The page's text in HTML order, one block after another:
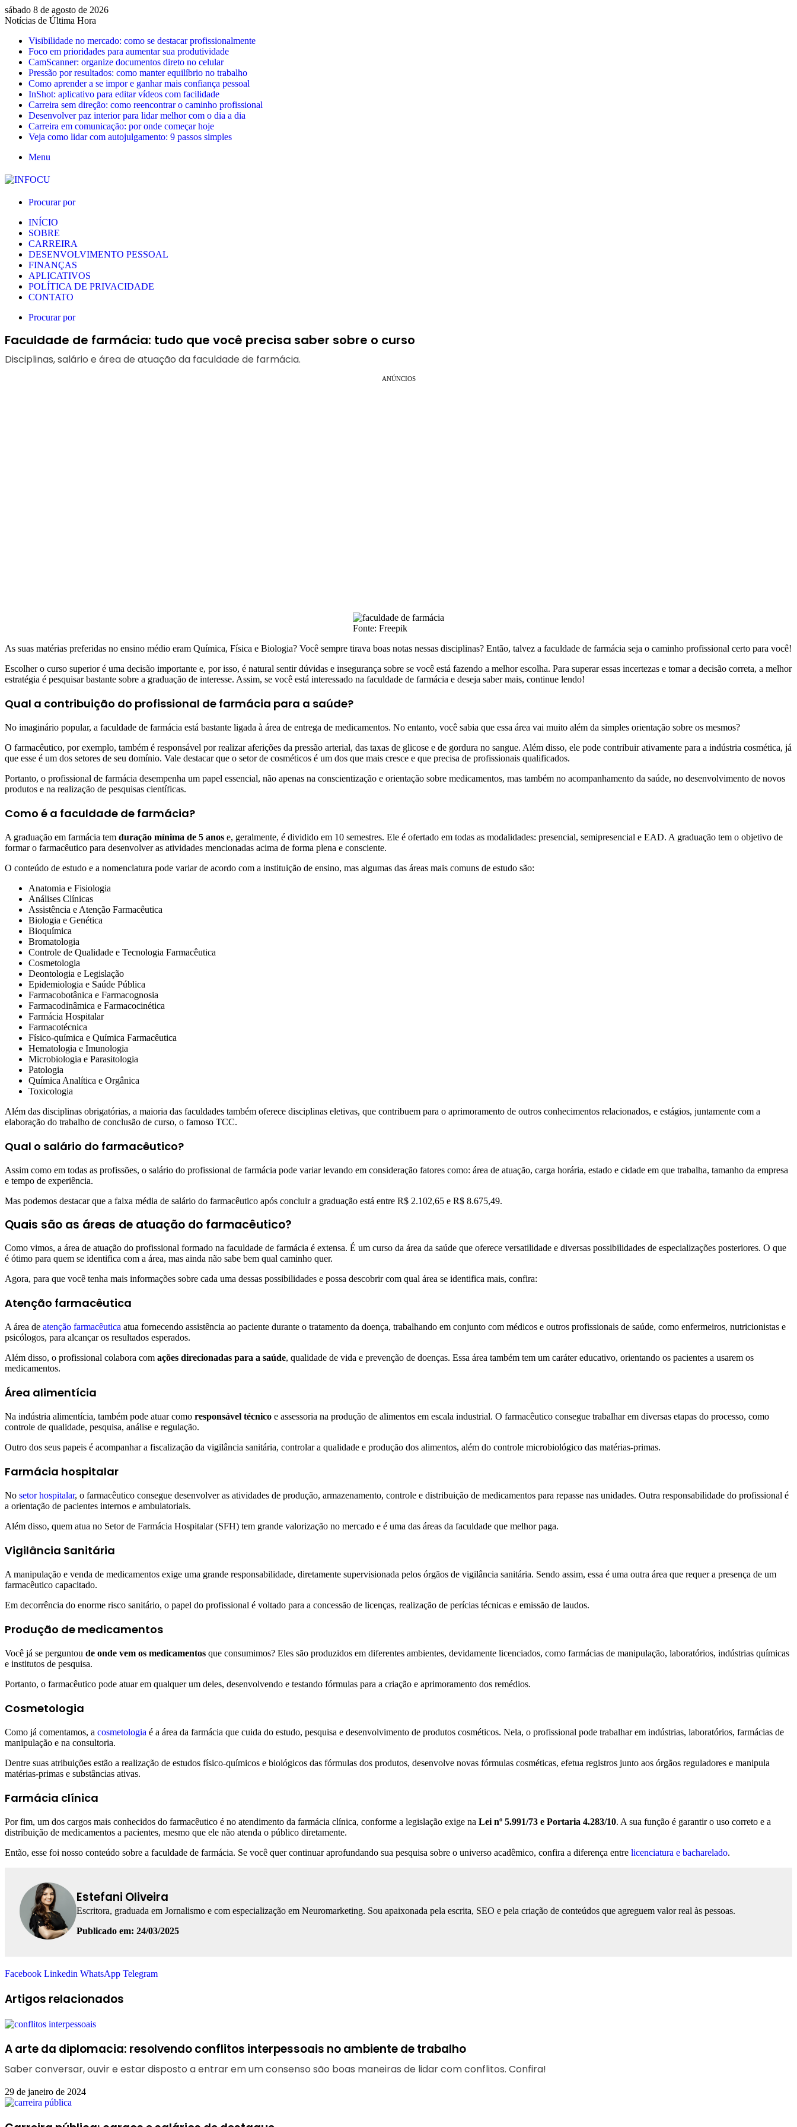
sábado 8 de agosto de 2026
Notícias de Última Hora
Visibilidade no mercado: como se destacar profissionalmente
Foco em prioridades para aumentar sua produtividade
CamScanner: organize documentos direto no celular
Pressão por resultados: como manter equilíbrio no trabalho
Como aprender a se impor e ganhar mais confiança pessoal
InShot: aplicativo para editar vídeos com facilidade
Carreira sem direção: como reencontrar o caminho profissional
Desenvolver paz interior para lidar melhor com o dia a dia
Carreira em comunicação: por onde começar hoje
Veja como lidar com autojulgamento: 9 passos simples
Menu
Procurar por
INÍCIO
SOBRE
CARREIRA
DESENVOLVIMENTO PESSOAL
FINANÇAS
APLICATIVOS
POLÍTICA DE PRIVACIDADE
CONTATO
Procurar por
Faculdade de farmácia: tudo que você precisa saber sobre o curso
Disciplinas, salário e área de atuação da faculdade de farmácia.
ANÚNCIOS
Fonte: Freepik
As suas matérias preferidas no ensino médio eram Química, Física e Biologia? Você sempre tirava boas notas nessas disciplinas? Então, talvez a faculdade de farmácia seja o caminho profissional certo para você!
Escolher o curso superior é uma decisão importante e, por isso, é natural sentir dúvidas e insegurança sobre se você está fazendo a melhor escolha. Para superar essas incertezas e tomar a decisão correta, a melhor
estratégia é pesquisar bastante sobre a graduação de interesse. Assim, se você está interessado na faculdade de farmácia e deseja saber mais, continue lendo!
Qual a contribuição do profissional de farmácia para a saúde?
No imaginário popular, a faculdade de farmácia está bastante ligada à área de entrega de medicamentos. No entanto, você sabia que essa área vai muito além da simples orientação sobre os mesmos?
O farmacêutico, por exemplo, também é responsável por realizar aferições da pressão arterial, das taxas de glicose e de gordura no sangue. Além disso, ele pode contribuir ativamente para a indústria cosmética, já
que esse é um dos setores de seu domínio. Vale destacar que o setor de cosméticos é um dos que mais cresce e que precisa de profissionais qualificados.
Portanto, o profissional de farmácia desempenha um papel essencial, não apenas na conscientização e orientação sobre medicamentos, mas também no acompanhamento da saúde, no desenvolvimento de novos
produtos e na realização de pesquisas científicas.
Como é a faculdade de farmácia?
A graduação em farmácia tem duração mínima de 5 anos e, geralmente, é dividido em 10 semestres. Ele é ofertado em todas as modalidades: presencial, semipresencial e EAD. A graduação tem o objetivo de
formar o farmacêutico para desenvolver as atividades mencionadas acima de forma plena e consciente.
O conteúdo de estudo e a nomenclatura pode variar de acordo com a instituição de ensino, mas algumas das áreas mais comuns de estudo são:
Anatomia e Fisiologia
Análises Clínicas
Assistência e Atenção Farmacêutica
Biologia e Genética
Bioquímica
Bromatologia
Controle de Qualidade e Tecnologia Farmacêutica
Cosmetologia
Deontologia e Legislação
Epidemiologia e Saúde Pública
Farmacobotânica e Farmacognosia
Farmacodinâmica e Farmacocinética
Farmácia Hospitalar
Farmacotécnica
Físico-química e Química Farmacêutica
Hematologia e Imunologia
Microbiologia e Parasitologia
Patologia
Química Analítica e Orgânica
Toxicologia
Além das disciplinas obrigatórias, a maioria das faculdades também oferece disciplinas eletivas, que contribuem para o aprimoramento de outros conhecimentos relacionados, e estágios, juntamente com a
elaboração do trabalho de conclusão de curso, o famoso TCC.
Qual o salário do farmacêutico?
Assim como em todas as profissões, o salário do profissional de farmácia pode variar levando em consideração fatores como: área de atuação, carga horária, estado e cidade em que trabalha, tamanho da empresa
e tempo de experiência.
Mas podemos destacar que a faixa média de salário do farmacêutico após concluir a graduação está entre R$ 2.102,65 e R$ 8.675,49.
Quais são as áreas de atuação do farmacêutico?
Como vimos, a área de atuação do profissional formado na faculdade de farmácia é extensa. É um curso da área da saúde que oferece versatilidade e diversas possibilidades de especializações posteriores. O que
é ótimo para quem se identifica com a área, mas ainda não sabe bem qual caminho quer.
Agora, para que você tenha mais informações sobre cada uma dessas possibilidades e possa descobrir com qual área se identifica mais, confira:
Atenção farmacêutica
A área de atenção farmacêutica atua fornecendo assistência ao paciente durante o tratamento da doença, trabalhando em conjunto com médicos e outros profissionais de saúde, como enfermeiros, nutricionistas e
psicólogos, para alcançar os resultados esperados.
Além disso, o profissional colabora com ações direcionadas para a saúde, qualidade de vida e prevenção de doenças. Essa área também tem um caráter educativo, orientando os pacientes a usarem os
medicamentos.
Área alimentícia
Na indústria alimentícia, também pode atuar como responsável técnico e assessoria na produção de alimentos em escala industrial. O farmacêutico consegue trabalhar em diversas etapas do processo, como
controle de qualidade, pesquisa, análise e regulação.
Outro dos seus papeis é acompanhar a fiscalização da vigilância sanitária, controlar a qualidade e produção dos alimentos, além do controle microbiológico das matérias-primas.
Farmácia hospitalar
No setor hospitalar, o farmacêutico consegue desenvolver as atividades de produção, armazenamento, controle e distribuição de medicamentos para repasse nas unidades. Outra responsabilidade do profissional é
a orientação de pacientes internos e ambulatoriais.
Além disso, quem atua no Setor de Farmácia Hospitalar (SFH) tem grande valorização no mercado e é uma das áreas da faculdade que melhor paga.
Vigilância Sanitária
A manipulação e venda de medicamentos exige uma grande responsabilidade, diretamente supervisionada pelos órgãos de vigilância sanitária. Sendo assim, essa é uma outra área que requer a presença de um
farmacêutico capacitado.
Em decorrência do enorme risco sanitário, o papel do profissional é voltado para a concessão de licenças, realização de perícias técnicas e emissão de laudos.
Produção de medicamentos
Você já se perguntou de onde vem os medicamentos que consumimos? Eles são produzidos em diferentes ambientes, devidamente licenciados, como farmácias de manipulação, laboratórios, indústrias químicas
e institutos de pesquisa.
Portanto, o farmacêutico pode atuar em qualquer um deles, desenvolvendo e testando fórmulas para a criação e aprimoramento dos remédios.
Cosmetologia
Como já comentamos, a cosmetologia é a área da farmácia que cuida do estudo, pesquisa e desenvolvimento de produtos cosméticos. Nela, o profissional pode trabalhar em indústrias, laboratórios, farmácias de
manipulação e na consultoria.
Dentre suas atribuições estão a realização de estudos físico-químicos e biológicos das fórmulas dos produtos, desenvolve novas fórmulas cosméticas, efetua registros junto aos órgãos reguladores e manipula
matérias-primas e substâncias ativas.
Farmácia clínica
Por fim, um dos cargos mais conhecidos do farmacêutico é no atendimento da farmácia clínica, conforme a legislação exige na Lei nº 5.991/73 e Portaria 4.283/10. A sua função é garantir o uso correto e a
distribuição de medicamentos a pacientes, mesmo que ele não atenda o público diretamente.
Então, esse foi nosso conteúdo sobre a faculdade de farmácia. Se você quer continuar aprofundando sua pesquisa sobre o universo acadêmico, confira a diferença entre licenciatura e bacharelado.
Estefani Oliveira
Escritora, graduada em Jornalismo e com especialização em Neuromarketing. Sou apaixonada pela escrita, SEO e pela criação de conteúdos que agreguem valor real às pessoas.
Publicado em: 24/03/2025
Facebook Linkedin WhatsApp Telegram
Artigos relacionados
A arte da diplomacia: resolvendo conflitos interpessoais no ambiente de trabalho
Saber conversar, ouvir e estar disposto a entrar em um consenso são boas maneiras de lidar com conflitos. Confira!
29 de janeiro de 2024